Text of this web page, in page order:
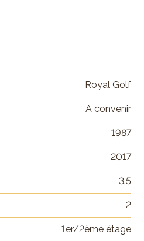
Royal Golf
A convenir
1987
2017
3.5
2
1er/2ème étage